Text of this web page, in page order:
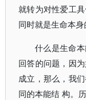
就转为对性爱工
同时就是生命本
什么是生命
回答的问题，因
成立，那么，我
同的本能结 构。